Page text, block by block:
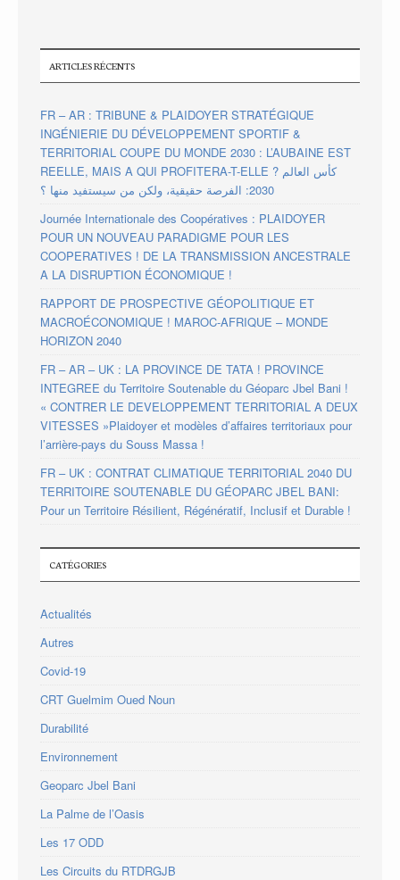
ARTICLES RÉCENTS
FR – AR : TRIBUNE & PLAIDOYER STRATÉGIQUE
INGÉNIERIE DU DÉVELOPPEMENT SPORTIF &
TERRITORIAL COUPE DU MONDE 2030 : L’AUBAINE EST
REELLE, MAIS A QUI PROFITERA-T-ELLE ? كأس العالم
2030: الفرصة حقيقية، ولكن من سيستفيد منها ؟
Journée Internationale des Coopératives : PLAIDOYER
POUR UN NOUVEAU PARADIGME POUR LES
COOPERATIVES ! DE LA TRANSMISSION ANCESTRALE
A LA DISRUPTION ÉCONOMIQUE !
RAPPORT DE PROSPECTIVE GÉOPOLITIQUE ET
MACROÉCONOMIQUE ! MAROC-AFRIQUE – MONDE
HORIZON 2040
FR – AR – UK : LA PROVINCE DE TATA ! PROVINCE
INTEGREE du Territoire Soutenable du Géoparc Jbel Bani !
« CONTRER LE DEVELOPPEMENT TERRITORIAL A DEUX
VITESSES »Plaidoyer et modèles d’affaires territoriaux pour
l’arrière-pays du Souss Massa !
FR – UK : CONTRAT CLIMATIQUE TERRITORIAL 2040 DU
TERRITOIRE SOUTENABLE DU GÉOPARC JBEL BANI:
Pour un Territoire Résilient, Régénératif, Inclusif et Durable !
CATÉGORIES
Actualités
Autres
Covid-19
CRT Guelmim Oued Noun
Durabilité
Environnement
Geoparc Jbel Bani
La Palme de l’Oasis
Les 17 ODD
Les Circuits du RTDRGJB